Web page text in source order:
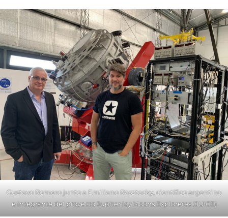
Gustavo Romero junto a Emiliano Rasztocky, científico argentino
e integrante del proyecto Jupiter Icy Moons Exploreres (JUICE)